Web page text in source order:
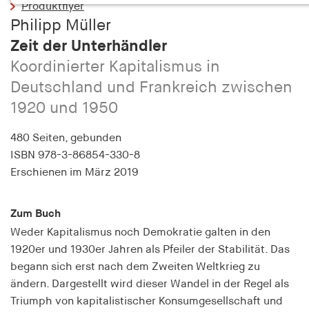
Produktflyer
Philipp Müller
Zeit der Unterhändler
Koordinierter Kapitalismus in
Deutschland und Frankreich zwischen
1920 und 1950
480 Seiten, gebunden
ISBN 978-3-86854-330-8
Erschienen im März 2019
Zum Buch
Weder Kapitalismus noch Demokratie galten in den
1920er und 1930er Jahren als Pfeiler der Stabilität. Das
begann sich erst nach dem Zweiten Weltkrieg zu
ändern. Dargestellt wird dieser Wandel in der Regel als
Triumph von kapitalistischer Konsumgesellschaft und
Notwendige Cookies helfen dabei, eine Webseite
nutzbar zu machen, indem sie Grundfunktionen
wie Seitennavigation und Zugriff auf sichere
Bereiche der Webseite ermöglichen. Die Webseite
kann ohne diese Cookies nicht richtig
funktionieren.
Name:
cookie_consent
hamburger-edition.de
Zweck:
Speichert den Zustimmungsstatus des Benutzers
für Cookies auf der aktuellen Domäne.
Cookie Laufzeit:
1 Jahr